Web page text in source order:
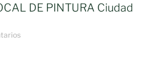
DE PINTURA Ciudad